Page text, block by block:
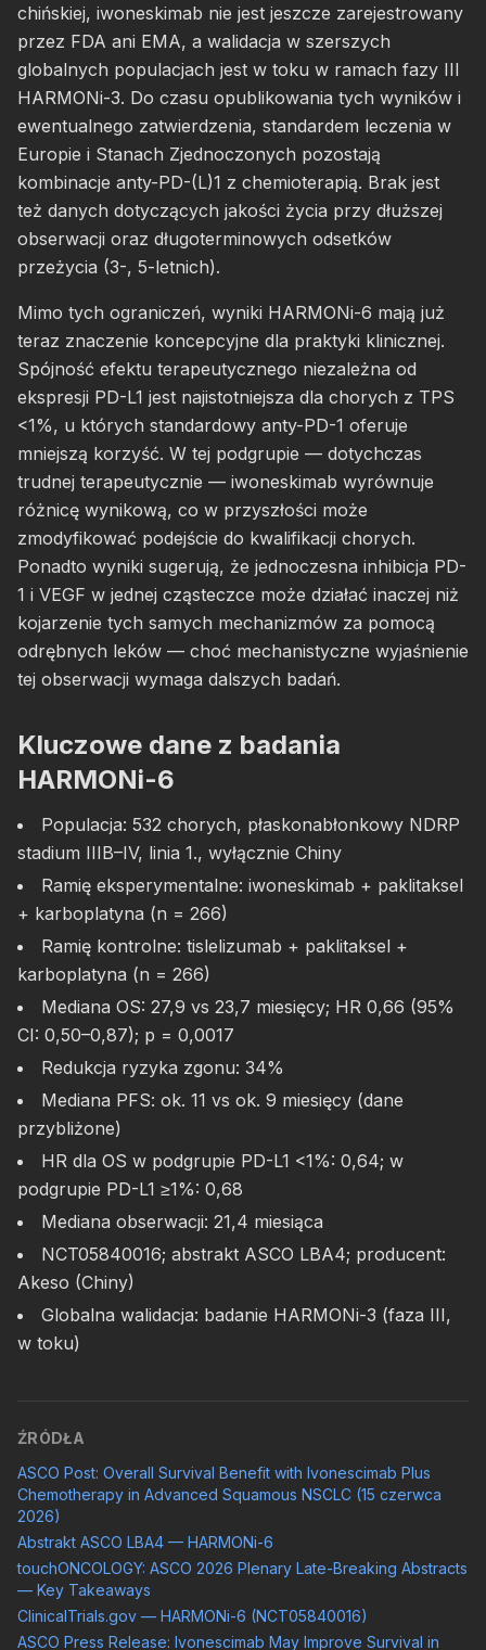
chińskiej, iwoneskimab nie jest jeszcze zarejestrowany
przez FDA ani EMA, a walidacja w szerszych
globalnych populacjach jest w toku w ramach fazy III
HARMONi-3. Do czasu opublikowania tych wyników i
ewentualnego zatwierdzenia, standardem leczenia w
Europie i Stanach Zjednoczonych pozostają
kombinacje anty-PD-(L)1 z chemioterapią. Brak jest
też danych dotyczących jakości życia przy dłuższej
obserwacji oraz długoterminowych odsetków
przeżycia (3-, 5-letnich).
Mimo tych ograniczeń, wyniki HARMONi-6 mają już
teraz znaczenie koncepcyjne dla praktyki klinicznej.
Spójność efektu terapeutycznego niezależna od
ekspresji PD-L1 jest najistotniejsza dla chorych z TPS
<1%, u których standardowy anty-PD-1 oferuje
mniejszą korzyść. W tej podgrupie — dotychczas
trudnej terapeutycznie — iwoneskimab wyrównuje
różnicę wynikową, co w przyszłości może
zmodyfikować podejście do kwalifikacji chorych.
Ponadto wyniki sugerują, że jednoczesna inhibicja PD-
1 i VEGF w jednej cząsteczce może działać inaczej niż
kojarzenie tych samych mechanizmów za pomocą
odrębnych leków — choć mechanistyczne wyjaśnienie
tej obserwacji wymaga dalszych badań.
Kluczowe dane z badania
HARMONi-6
Populacja: 532 chorych, płaskonabłonkowy NDRP
stadium IIIB–IV, linia 1., wyłącznie Chiny
Ramię eksperymentalne: iwoneskimab + paklitaksel
+ karboplatyna (n = 266)
Ramię kontrolne: tislelizumab + paklitaksel +
karboplatyna (n = 266)
Mediana OS: 27,9 vs 23,7 miesięcy; HR 0,66 (95%
CI: 0,50–0,87); p = 0,0017
Redukcja ryzyka zgonu: 34%
Mediana PFS: ok. 11 vs ok. 9 miesięcy (dane
przybliżone)
HR dla OS w podgrupie PD-L1 <1%: 0,64; w
podgrupie PD-L1 ≥1%: 0,68
Mediana obserwacji: 21,4 miesiąca
NCT05840016; abstrakt ASCO LBA4; producent:
Akeso (Chiny)
Globalna walidacja: badanie HARMONi-3 (faza III,
w toku)
ŹRÓDŁA
ASCO Post: Overall Survival Benefit with Ivonescimab Plus
Chemotherapy in Advanced Squamous NSCLC (15 czerwca
2026)
Abstrakt ASCO LBA4 — HARMONi-6
touchONCOLOGY: ASCO 2026 Plenary Late-Breaking Abstracts
— Key Takeaways
ClinicalTrials.gov — HARMONi-6 (NCT05840016)
ASCO Press Release: Ivonescimab May Improve Survival in